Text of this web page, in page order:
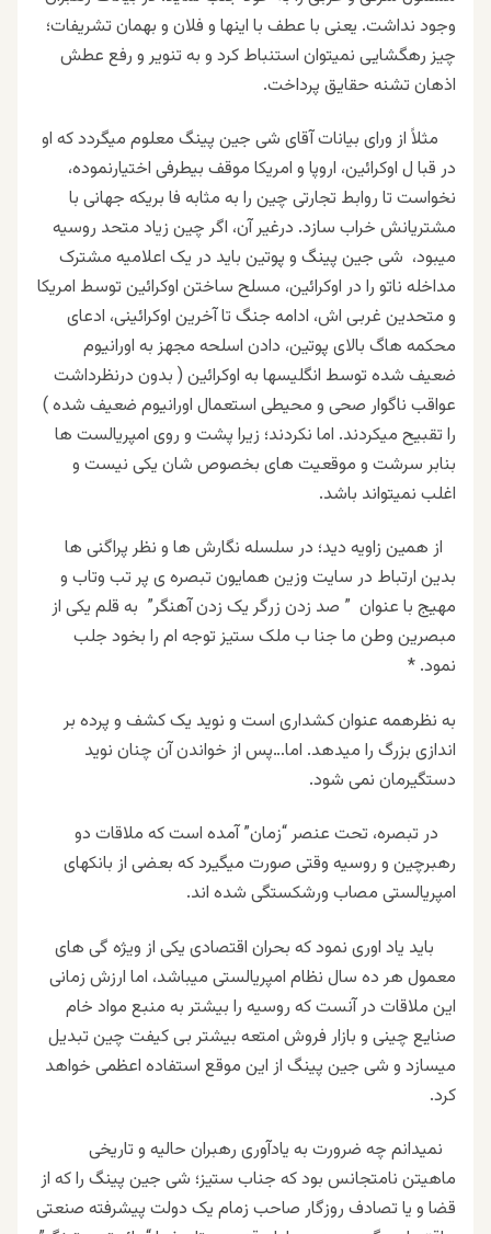
وجود نداشت. یعنی با عطف با اینها و فلان و بهمان تشریفات؛
چیز رهگشایی نمیتوان استنباط کرد و به تنویر و رفع عطش
اذهان تشنه حقایق پرداخت.
مثلاً از ورای بیانات آقای شی جین پینگ معلوم میگردد که او
در قبا ل اوکرائین، اروپا و امریکا موقف بیطرفی اختیارنموده،
نخواست تا روابط تجارتی چین را به مثابه فا بریکه جهانی با
مشتریانش خراب سازد. درغیر آن، اگر چین زیاد متحد روسیه
میبود، شی جین پینگ و پوتین باید در یک اعلامیه مشترک
مداخله ناتو را در اوکرائین، مسلح ساختن اوکرائین توسط امریکا
و متحدین غربی اش، ادامه جنگ تا آخرین اوکرائینی، ادعای
محکمه هاگ بالای پوتین، دادن اسلحه مجهز به اورانیوم
ضعیف شده توسط انگلیسها به اوکرائین ( بدون درنظرداشت
عواقب ناگوار صحی و محیطی استعمال اورانیوم ضعیف شده )
را تقبیح میکردند. اما نکردند؛ زیرا پشت و روی امپریالست ها
بنابر سرشت و موقعیت های بخصوص شان یکی نیست و
اغلب نمیتواند باشد.
از همین زاویه دید؛ در سلسله نگارش ها و نظر پراگنی ها
بدین ارتباط در سایت وزین همایون تبصره ی پر تب وتاب و
مهیج با عنوان ” صد زدن زرگر یک زدن آهنگر” به قلم یکی از
مبصرین وطن ما جنا ب ملک ستیز توجه ام را بخود جلب
نمود. *
به نظرهمه عنوان کشداری است و نوید یک کشف و پرده بر
اندازی بزرگ را میدهد. اما…پس از خواندن آن چنان نوید
دستگیرمان نمی شود.
در تبصره، تحت عنصر “زمان” آمده است که ملاقات دو
رهبرچین و روسیه وقتی صورت میگیرد که بعضی از بانکهای
امپریالستی مصاب ورشکستگی شده اند.
باید یاد اوری نمود که بحران اقتصادی یکی از ویژه گی های
معمول هر ده سال نظام امپریالستی میباشد، اما ارزش زمانی
این ملاقات در آنست که روسیه را بیشتر به منبع مواد خام
صنایع چینی و بازار فروش امتعه بیشتر بی کیفت چین تبدیل
میسازد و شی جین پینگ از این موقع استفاده اعظمی خواهد
کرد.
نمیدانم چه ضرورت به یادآوری رهبران حالیه و تاریخی
ماهیتن نامتجانس بود که جناب ستیز؛ شی جین پینگ را که از
قضا و یا تصادف روزگار صاحب زمام یک دولت پیشرفته صنعتی